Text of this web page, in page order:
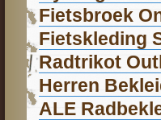
Fietsbroek
Fietskleding
Radtrikot
Herren
ALE